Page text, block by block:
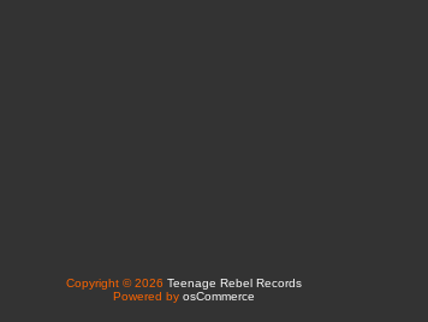
Copyright © 2026 Teenage Rebel Records
Powered by osCommerce